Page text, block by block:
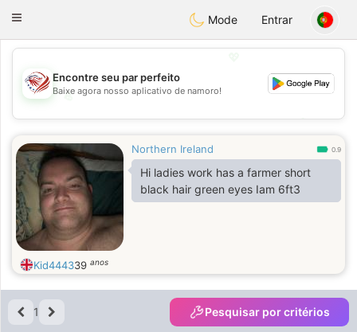
Dating
Toggle
Mode Entrar
💖
💕
Encontre seu par perfeito
Baixe agora nosso aplicativo de namoro!
Northern Ireland 0.9
Hi ladies work has a farmer short
black hair green eyes Iam 6ft3
Kid444339 anos
1 Pesquisar por critérios